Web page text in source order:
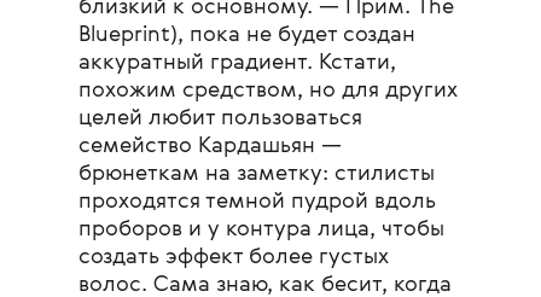
близкий к основному. — Прим. The
Blueprint), пока не будет создан
аккуратный градиент. Кстати,
похожим средством, но для других
целей любит пользоваться
семейство Кардашьян —
брюнеткам на заметку: стилисты
проходятся темной пудрой вдоль
проборов и у контура лица, чтобы
создать эффект более густых
волос. Сама знаю, как бесит, когда